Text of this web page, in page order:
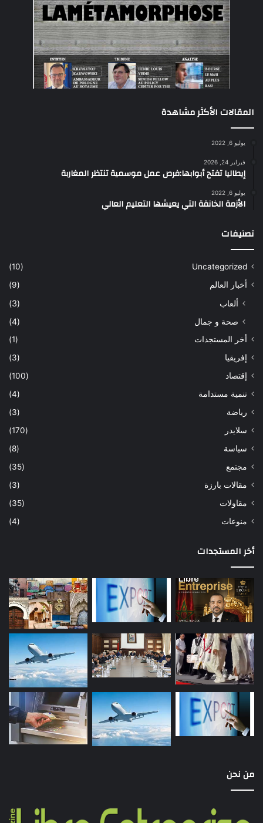
المقالات الأكثر مشاهدة
يوليو 6, 2022
فبراير 24, 2026
إيطاليا تفتح أبوابها:فرص عمل موسمية تنتظر المغاربة
يوليو 6, 2022
الأزمة الخانقة التي يعيشها التعليم العالي
تصنيفات
Uncategorized
(10)
أخبار العالم
(9)
ألعاب
(3)
صحة و جمال
(4)
أخر المستجدات
(1)
إفريقيا
(3)
إقتصاد
(100)
تنمية مستدامة
(4)
رياضة
(3)
سلايدر
(170)
سياسة
(8)
مجتمع
(35)
مقالات بارزة
(3)
مقاولات
(35)
منوعات
(4)
أخر المستجدات
من نحن